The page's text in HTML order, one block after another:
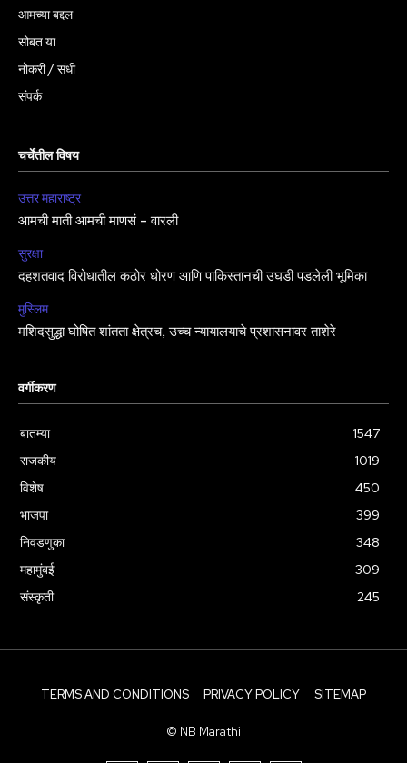
आमच्या बद्दल
सोबत या
नोकरी / संधी
संपर्क
चर्चेतील विषय
उत्तर महाराष्ट्र
आमची माती आमची माणसं – वारली
सुरक्षा
दहशतवाद विरोधातील कठोर धोरण आणि पाकिस्तानची उघडी पडलेली भूमिका
मुस्लिम
मशिदसुद्धा घोषित शांतता क्षेत्रच, उच्च न्यायालयाचे प्रशासनावर ताशेरे
वर्गीकरण
बातम्या
1547
राजकीय
1019
विशेष
450
भाजपा
399
निवडणुका
348
महामुंबई
309
संस्कृती
245
TERMS AND CONDITIONS PRIVACY POLICY SITEMAP
© NB Marathi